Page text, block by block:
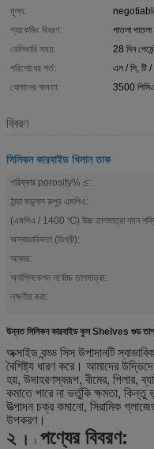
মূল্য:
প্যাকেজিং বিবরণ:
পাতলা
ডেলিভারি সময়:
28 দিন
পরিশোধের শর্ত:
এল / সি, টি /
যোগানের ক্ষমতা:
3500
বিবরণ
সিলিকন কারবাইড খিলান তাক
পরিষ্কার porosity% ≤:
ঠান্ডা মডুলাস রুপুর এমপিএ:
(এমপিএ / 1400 ℃) উচ্চ তাপমাত্রা নমন
অস্বাভাবিকতা (ডিগ্রী):
আকার:
অ্যাপ্লিকেশন সর্বোচ্চ তাপমাত্রা:
লক্ষণীয় করা:
উন্নত সিলিকন কারবাইড কুল Shelves গুড
অক্সাইড বন্ড্ড সিস উপাদানটি
বৈশিষ্ট্য ধারণ করে। আমাদের
হয়, উদাহরণস্বরূপ, বীমের, পিলার,
কমাতে পারে না ভর্তুকি ক্ষমতা, কিন্তু
উত্পাদন চক্র কমানো, সিরামিক
উপকরণ।
২ । । পণ্যের বিবরণ: